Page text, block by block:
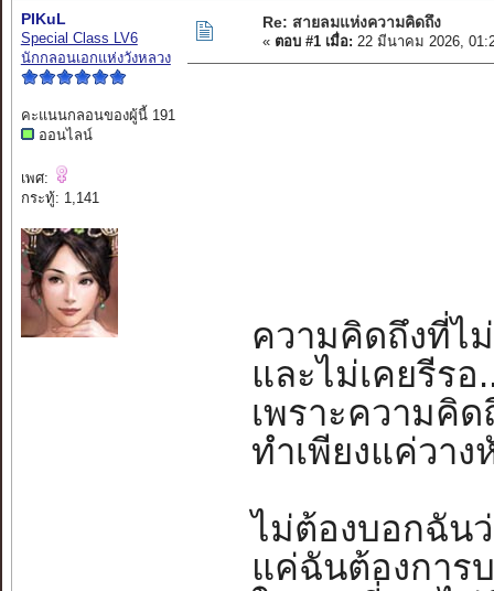
PIKuL
Special Class LV6
นักกลอนเอกแห่งวังหลวง
คะแนนกลอนของผู้นี้ 191
ออนไลน์
เพศ:
กระทู้: 1,141
Re: สายลมแห่งความคิดถึง
« ตอบ #1 เมื่อ: 22 มีนาคม 2026,
ความคิดถึงที่ไ
และไม่เคยรีร
เพราะความคิด
ทำเพียงแค่วา
ไม่ต้องบอกฉัน
แค่ฉันต้องการ